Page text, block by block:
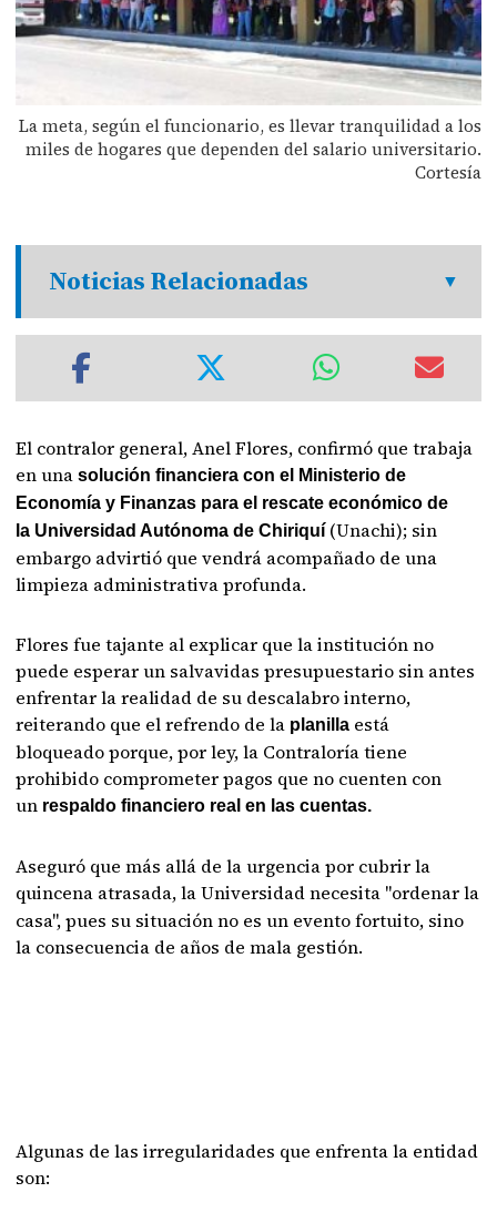
La meta, según el funcionario, es llevar tranquilidad a los
miles de hogares que dependen del salario universitario.
Cortesía
Noticias Relacionadas
El contralor general, Anel Flores, confirmó que trabaja
en unasolución financiera con el Ministerio de
Economía y Finanzas para el rescate económico de
la Universidad Autónoma de Chiriquí(Unachi); sin
embargo advirtió que vendrá acompañado de una
limpieza administrativa profunda.
Flores fue tajante al explicar que la institución no
puede esperar un salvavidas presupuestario sin antes
enfrentar la realidad de su descalabro interno,
reiterando que el refrendo de la planilla está
bloqueado porque, por ley, la Contraloría tiene
prohibido comprometer pagos que no cuenten con
un respaldo financiero real en las cuentas.
Aseguró que más allá de la urgencia por cubrir la
quincena atrasada,la Universidad necesita "ordenar la
casa", pues su situación no es un evento fortuito, sino
la consecuencia de años de mala gestión.
Algunas de las irregularidades que enfrenta la entidad
son: